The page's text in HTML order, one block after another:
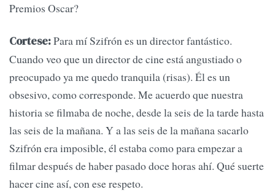
Premios Oscar?
Cortese:Para mí Szifrón es un director fantástico.
Cuando veo que un director de cine está angustiado o
preocupado ya me quedo tranquila (risas). Él es un
obsesivo, como corresponde. Me acuerdo que nuestra
historia se filmaba de noche, desde la seis de la tarde hasta
las seis de la mañana. Y a las seis de la mañana sacarlo
Szifrón era imposible, él estaba como para empezar a
filmar después de haber pasado doce horas ahí. Qué suerte
hacer cine así, con ese respeto.